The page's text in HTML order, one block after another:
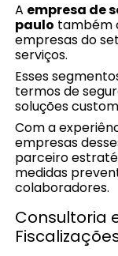
A empresa de
paulo também
empresas do
serviços.
Esses
termos de
soluções
Com a
empresas
parceiro
medidas
colaboradores.
Consultoria